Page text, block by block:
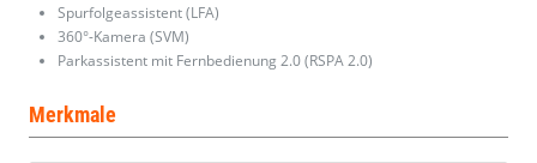
Spurfolgeassistent (LFA)
360°-Kamera (SVM)
Parkassistent mit Fernbedienung 2.0 (RSPA 2.0)
Merkmale